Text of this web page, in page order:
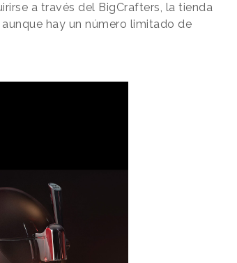
a través del BigCrafters, la tienda
hay un número limitado de